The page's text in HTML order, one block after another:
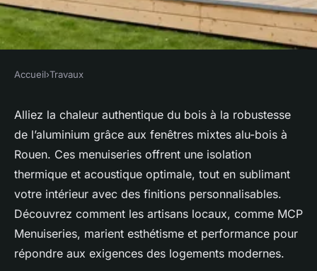
Fenêtres mixtes alu-bois à
rouen : alliez esthétisme et
performance
claudine•8 octobre 2025• 6 min de lecture
Accueil›Travaux
Alliez la chaleur authentique du bois à la robustesse
de l’aluminium grâce aux fenêtres mixtes alu-bois à
Rouen. Ces menuiseries offrent une isolation
thermique et acoustique optimale, tout en sublimant
votre intérieur avec des finitions personnalisables.
Découvrez comment les artisans locaux, comme MCP
Menuiseries, marient esthétisme et performance pour
répondre aux exigences des logements modernes.